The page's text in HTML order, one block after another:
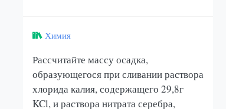
Химия
Рассчитайте массу осадка,
образующегося при сливании раствора
хлорида калия, содержащего 29,8г
KCl, и раствора нитрата серебра,